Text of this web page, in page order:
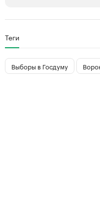
Делитесь
Управляйте страницей
Теги
Выборы в Госдуму